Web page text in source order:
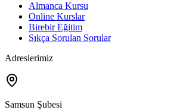
Almanca Kursu
Online Kurslar
Birebir Eğitim
Sıkça Sorulan Sorular
Adreslerimiz
Samsun Şubesi